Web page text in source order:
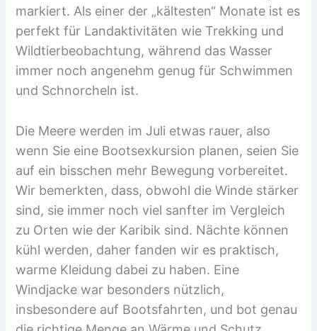
markiert. Als einer der „kältesten“ Monate ist es
perfekt für Landaktivitäten wie Trekking und
Wildtierbeobachtung, während das Wasser
immer noch angenehm genug für Schwimmen
und Schnorcheln ist.
Die Meere werden im Juli etwas rauer, also
wenn Sie eine Bootsexkursion planen, seien Sie
auf ein bisschen mehr Bewegung vorbereitet.
Wir bemerkten, dass, obwohl die Winde stärker
sind, sie immer noch viel sanfter im Vergleich
zu Orten wie der Karibik sind. Nächte können
kühl werden, daher fanden wir es praktisch,
warme Kleidung dabei zu haben. Eine
Windjacke war besonders nützlich,
insbesondere auf Bootsfahrten, und bot genau